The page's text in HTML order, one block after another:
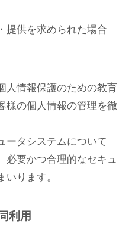
提供を求められた場合
人情報保護のための教育
様の個人情報の管理を徹
ータシステムについて
必要かつ合理的なセキュ
いります。
利用